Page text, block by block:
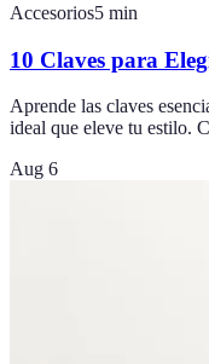
Accesorios5 min
10 Claves para
Aprende las claves
ideal que eleve tu estilo.
Aug 6